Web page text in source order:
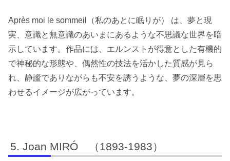
Après moi le sommeil（私のあとに眠りが） は、夢と現
実、意識と無意識のあいまにあるような不思議な世界を暗
示しています。作品には、エルンストが得意とした有機的
で神秘的な形態や、偶然性の技法を活かした質感が見ら
れ、静謐でありながらも不安を誘うような、夢の深層を思
わせるイメージが広がっています。
Joan MIRÓ （1893-1983）